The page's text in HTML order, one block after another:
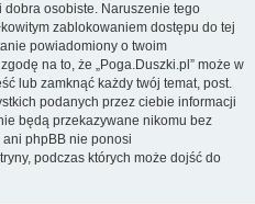
osobiste. Naruszenie tego
zablokowaniem dostępu do tej
powiadomiony o twoim
na to, że „Poga.Duszki.pl” może w
lub zamknąć każdy twój temat, post.
podanych przez ciebie informacji
będą przekazywane nikomu bez
ani phpBB nie ponosi
podczas których może dojść do